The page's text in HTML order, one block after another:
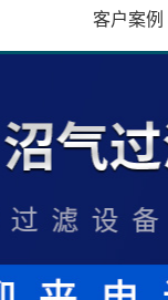
客户案例